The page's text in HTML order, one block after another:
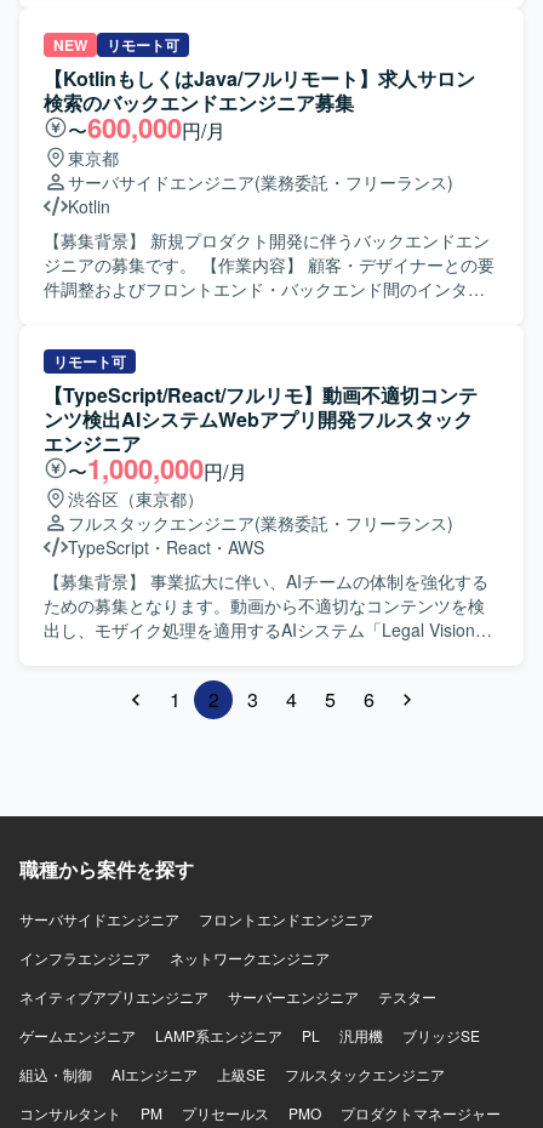
の更改業務をご担当いただきます。現行システム環境を踏
まえたサーバの設計・構築や、更改に伴う各種設定変更、
動作検証や試験実施などを行っていただきます。 【求める
人物像】 サーバ更改プロジェクトにおいて主体的に業務を
進めていただける方を求めております。関係者と連携しな
がら課題整理や調整を行い、安定したシステム稼働に向け
て責任感を持って取り組んでいただける方が望ましいで
す。 【ポジションの魅力】 Windows Serverを中心とした
インフラ構築から試験までの工程を一貫してご担当いただ
けますので、更改案件における実務経験を幅広く積むこと
ができます。現行システム環境に関する各種プロダクトに
Server 運用・監視：JP1（Base、AJS3、PFM、NETM）
セキュリティ：ESET DB：SQL Server ファイル転送：
HULFT バックアップ：Windows標準、TSM
NEW リモート可
【KotlinもしくはJava/フルリモート】求人サロン
検索のバックエンドエンジニア募集
〜600,000円/月
東京都
サーバサイドエンジニア(業務委託・フリーランス)
Kotlin
【募集背景】 新規プロダクト開発に伴うバックエンドエン
ジニアの募集です。 【作業内容】 顧客・デザイナーとの要
件調整およびフロントエンド・バックエンド間のインター
互レビューを実施します。 【求める人物像】 新規プロダク
ト開発の不確実性を前向きに捉え、周囲と協業しながらチ
ーム全体のパフォーマンス最大化を図れる方を求めます。
自ら情報をキャッチアップし、能動的に業務を進め、改善
提案を行える方を歓迎します。関係者と意思疎通を図りな
がらタスクを明確化し、顧客にわかりやすい言葉で説明で
きる方を求めます。 【ポジションの魅力】 新規プロダクト
開発において、要件定義からリリースまで一連の開発工程
に携われます。 【開発環境】 KotlinまたはJava、SQLを用
いたWebアプリケーション開発です。
リモート可
【TypeScript/React/フルリモ】動画不適切コンテ
ンツ検出AIシステムWebアプリ開発フルスタック
エンジニア
〜1,000,000円/月
渋谷区（東京都）
フルスタックエンジニア(業務委託・フリーランス)
TypeScript ・ React ・ AWS
【募集背景】 事業拡大に伴い、AIチームの体制を強化する
ための募集となります。動画から不適切なコンテンツを検
出し、モザイク処理を適用するAIシステム「Legal Vision」
イムライン・セグメンテーション編集等)の設計・開発を行
っていただきます。FastAPI によるAPIサーバーの設計・開
ザイク動画生成のワーカー連携・ジョブステータス管理、
行っていただきます。AIチームおよびプロダクト開発チー
る人物像】 自ら課題を発見し、主体的に提案・改善を行い
います。動画処理やAI連携など新しい技術領域に積極的に
挑戦し、チームと協力して開発を推進できる方が望ましい
フロントエンドからバックエンド、インフラまで一貫して
関わることができるポジションです。動画処理やAI推論と
連携した先進的なプロダクト開発に携わりながら、ユーザ
ーであるクリエイターに直結する価値提供を行うことがで
1 2 3 4 5 6
職種から案件を探す
サーバサイドエンジニア
フロントエンドエンジニア
インフラエンジニア
ネットワークエンジニア
ネイティブアプリエンジニア
サーバーエンジニア
テスター
ゲームエンジニア
LAMP系エンジニア PL 汎用機
ブリッジSE
組込・制御
AIエンジニア 上級SE
フルスタックエンジニア
コンサルタント
PM プリセールス PMO
プロダクトマネージャー